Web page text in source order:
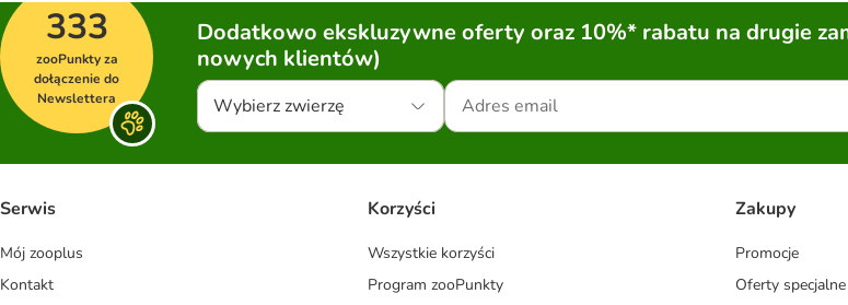
333
zooPunkty za
dołączenie do
Newslettera
Dodatkowo ekskluzywne oferty oraz 10%* rabatu na drugie
nowych klientów)
Wybierz zwierzę
Serwis
Mój zooplus
Kontakt
Korzyści
Wszystkie korzyści
Program zooPunkty
Zakupy
Promocje
Oferty specjalne